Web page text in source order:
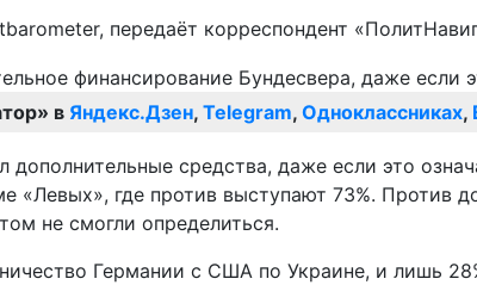
передаёт корреспондент
в Яндекс.Дзен, Telegram, Одноклассниках,
средства, даже если это
«Левых», где против выступают 73%. Против
не смогли определиться.
Германии с США по Украине, и лишь